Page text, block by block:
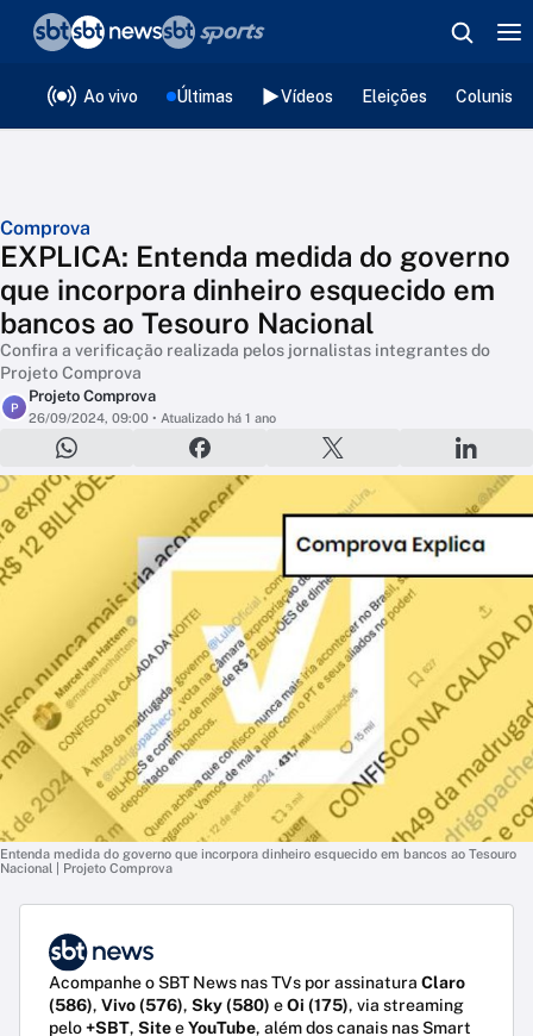
Ao vivo Últimas Vídeos Eleições
Comprova
EXPLICA: Entenda medida do governo
que incorpora dinheiro esquecido em
bancos ao Tesouro Nacional
Confira a verificação realizada pelos jornalistas integrantes do
Projeto Comprova
P
Projeto Comprova
26/09/2024, 09:00 • Atualizado há 1 ano
Entenda medida do governo que incorpora dinheiro esquecido em bancos ao Tesouro
Nacional | Projeto Comprova
Acompanhe o SBT News nas TVs por assinatura Claro
(586), Vivo (576), Sky (580) eOi (175), via streaming
pelo+SBT, SiteeYouTube, além dos canais nas Smart
❮voltar
Editorias